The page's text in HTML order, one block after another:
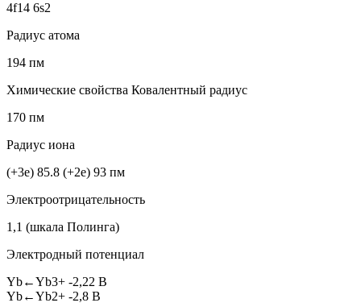
4f14 6s2
Радиус атома
194 пм
Химические свойства Ковалентный радиус
170 пм
Радиус иона
(+3e) 85.8 (+2e) 93 пм
Электроотрицательность
1,1 (шкала Полинга)
Электродный потенциал
Yb←Yb3+ -2,22 В
Yb←Yb2+ -2,8 В